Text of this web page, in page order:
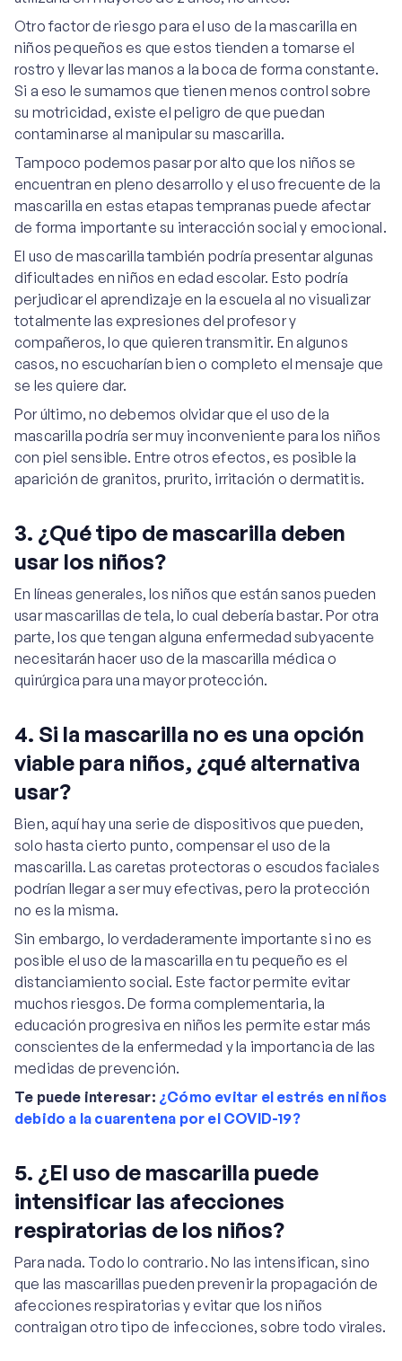
Otro factor de riesgo para el uso de la mascarilla en
niños pequeños es que estos tienden a tomarse el
rostro y llevar las manos a la boca de forma constante.
Si a eso le sumamos que tienen menos control sobre
su motricidad, existe el peligro de que puedan
contaminarse al manipular su mascarilla.
Tampoco podemos pasar por alto que los niños se
encuentran en pleno desarrollo y el uso frecuente de la
mascarilla en estas etapas tempranas puede afectar
de forma importante su interacción social y emocional.
El uso de mascarilla también podría presentar algunas
dificultades en niños en edad escolar. Esto podría
perjudicar el aprendizaje en la escuela al no visualizar
totalmente las expresiones del profesor y
compañeros, lo que quieren transmitir. En algunos
casos, no escucharían bien o completo el mensaje que
se les quiere dar.
Por último, no debemos olvidar que el uso de la
mascarilla podría ser muy inconveniente para los niños
con piel sensible. Entre otros efectos, es posible la
aparición de granitos, prurito, irritación o dermatitis.
3. ¿Qué tipo de mascarilla deben
usar los niños?
En líneas generales, los niños que están sanos pueden
usar mascarillas de tela, lo cual debería bastar. Por otra
parte, los que tengan alguna enfermedad subyacente
necesitarán hacer uso de la mascarilla médica o
quirúrgica para una mayor protección.
4. Si la mascarilla no es una opción
viable para niños, ¿qué alternativa
usar?
Bien, aquí hay una serie de dispositivos que pueden,
solo hasta cierto punto, compensar el uso de la
mascarilla. Las caretas protectoras o escudos faciales
podrían llegar a ser muy efectivas, pero la protección
no es la misma.
Sin embargo, lo verdaderamente importante si no es
posible el uso de la mascarilla en tu pequeño es el
distanciamiento social. Este factor permite evitar
muchos riesgos. De forma complementaria, la
educación progresiva en niños les permite estar más
conscientes de la enfermedad y la importancia de las
medidas de prevención.
Te puede interesar: ¿Cómo evitar el estrés en niños
debido a la cuarentena por el COVID-19?
5. ¿El uso de mascarilla puede
intensificar las afecciones
respiratorias de los niños?
Para nada. Todo lo contrario. No las intensifican, sino
que las mascarillas pueden prevenir la propagación de
afecciones respiratorias y evitar que los niños
contraigan otro tipo de infecciones, sobre todo virales.